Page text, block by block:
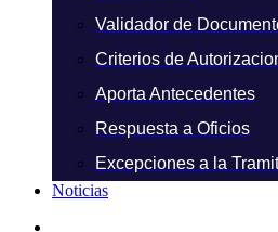
Validador de
Criterios de
Aporta Antecedentes
Respuesta a Oficios
Excepciones a la
Noticias